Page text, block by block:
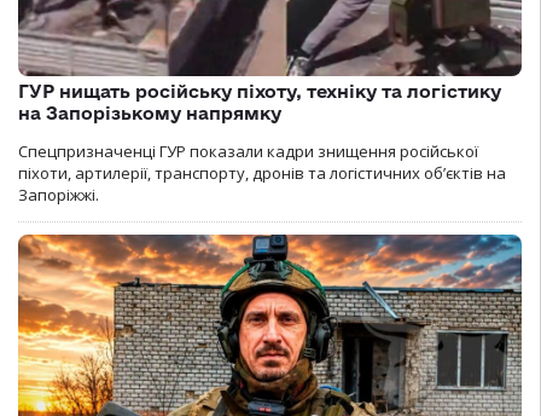
ГУР нищать російську піхоту, техніку та логістику
на Запорізькому напрямку
Спецпризначенці ГУР показали кадри знищення російської
піхоти, артилерії, транспорту, дронів та логістичних об’єктів на
Запоріжжі.